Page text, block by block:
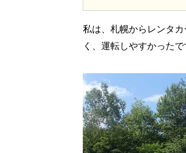
私は、札幌からレンタ
く、運転しやすかった